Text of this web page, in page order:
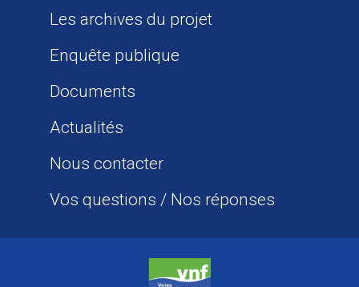
Les archives du projet
Enquête publique
Documents
Actualités
Nous contacter
Vos questions / Nos réponses